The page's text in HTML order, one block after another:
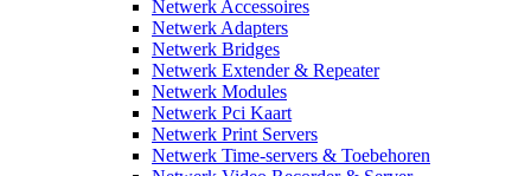
Netwerk Accessoires
Netwerk Adapters
Netwerk Bridges
Netwerk Extender & Repeater
Netwerk Modules
Netwerk Pci Kaart
Netwerk Print Servers
Netwerk Time-servers & Toebehoren